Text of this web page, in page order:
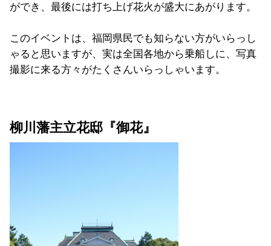
ができ、最後には打ち上げ花火が盛大にあがります。
このイベントは、福岡県民でも知らない方がいらっし
ゃると思いますが、実は全国各地から乗船しに、写真
撮影に来る方々がたくさんいらっしゃいます。
柳川藩主立花邸『御花』